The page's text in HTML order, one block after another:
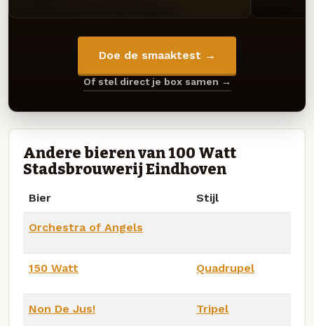
Doe de smaaktest →
Of stel direct je box samen →
Andere bieren van 100 Watt
Stadsbrouwerij Eindhoven
Bier Stijl
Orchestra of Angels
150 Watt Quadrupel
Non De Jus! Tripel